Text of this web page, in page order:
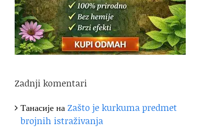
Zadnji komentari
ТанасијенаZašto je kurkuma predmet
brojnih istraživanja